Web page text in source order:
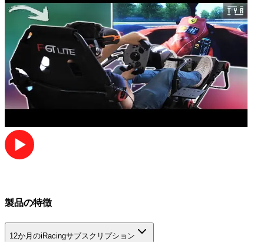
製品の特徴
12か月のiRacingサブスクリプション